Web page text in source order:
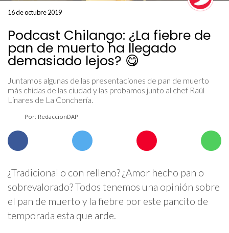
16 de octubre 2019
Podcast Chilango: ¿La fiebre de
pan de muerto ha llegado
demasiado lejos? 😋
Juntamos algunas de las presentaciones de pan de muerto
más chidas de las ciudad y las probamos junto al chef Raúl
Linares de La Conchería.
Por: RedaccionDAP
¿Tradicional o con relleno? ¿Amor hecho pan o
sobrevalorado? Todos tenemos una opinión sobre
el pan de muerto y la fiebre por este pancito de
temporada esta que arde.